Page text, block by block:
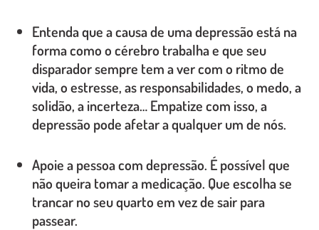
Entenda que a causa de uma depressão está na
forma como o cérebro trabalha e que seu
disparador sempre tem a ver com o ritmo de
vida, o estresse, as responsabilidades, o medo, a
solidão, a incerteza… Empatize com isso, a
depressão pode afetar a qualquer um de nós.
Apoie a pessoa com depressão. É possível que
não queira tomar a medicação. Que escolha se
trancar no seu quarto em vez de sair para
passear.